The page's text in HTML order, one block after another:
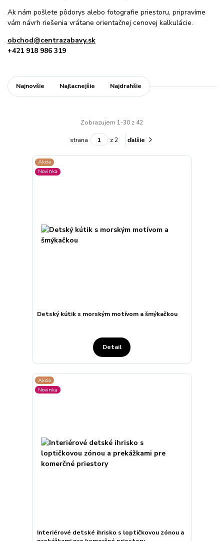
Ak nám pošlete pôdorys alebo fotografie priestoru, pripravíme
vám návrh riešenia vrátane orientačnej cenovej kalkulácie.
obchod@centrazabavy.sk
+421 918 986 319
Najnovšie Najlacnejšie Najdrahšie
Zobrazujem 1-30 z 42
strana z 2 ďalšie
Akcia
Novinka
Detský kútik s morským motívom a šmýkačkou
Detail
Akcia
Novinka
Interiérové detské ihrisko s loptičkovou zónou a